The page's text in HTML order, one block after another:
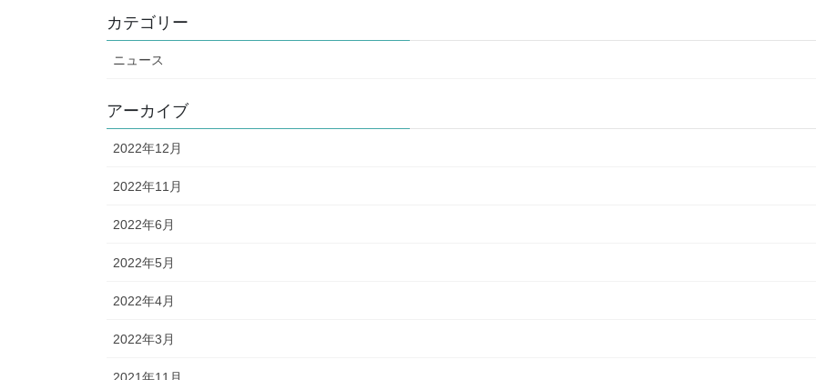
カテゴリー
ニュース
アーカイブ
2022年12月
2022年11月
2022年6月
2022年5月
2022年4月
2022年3月
2021年11月